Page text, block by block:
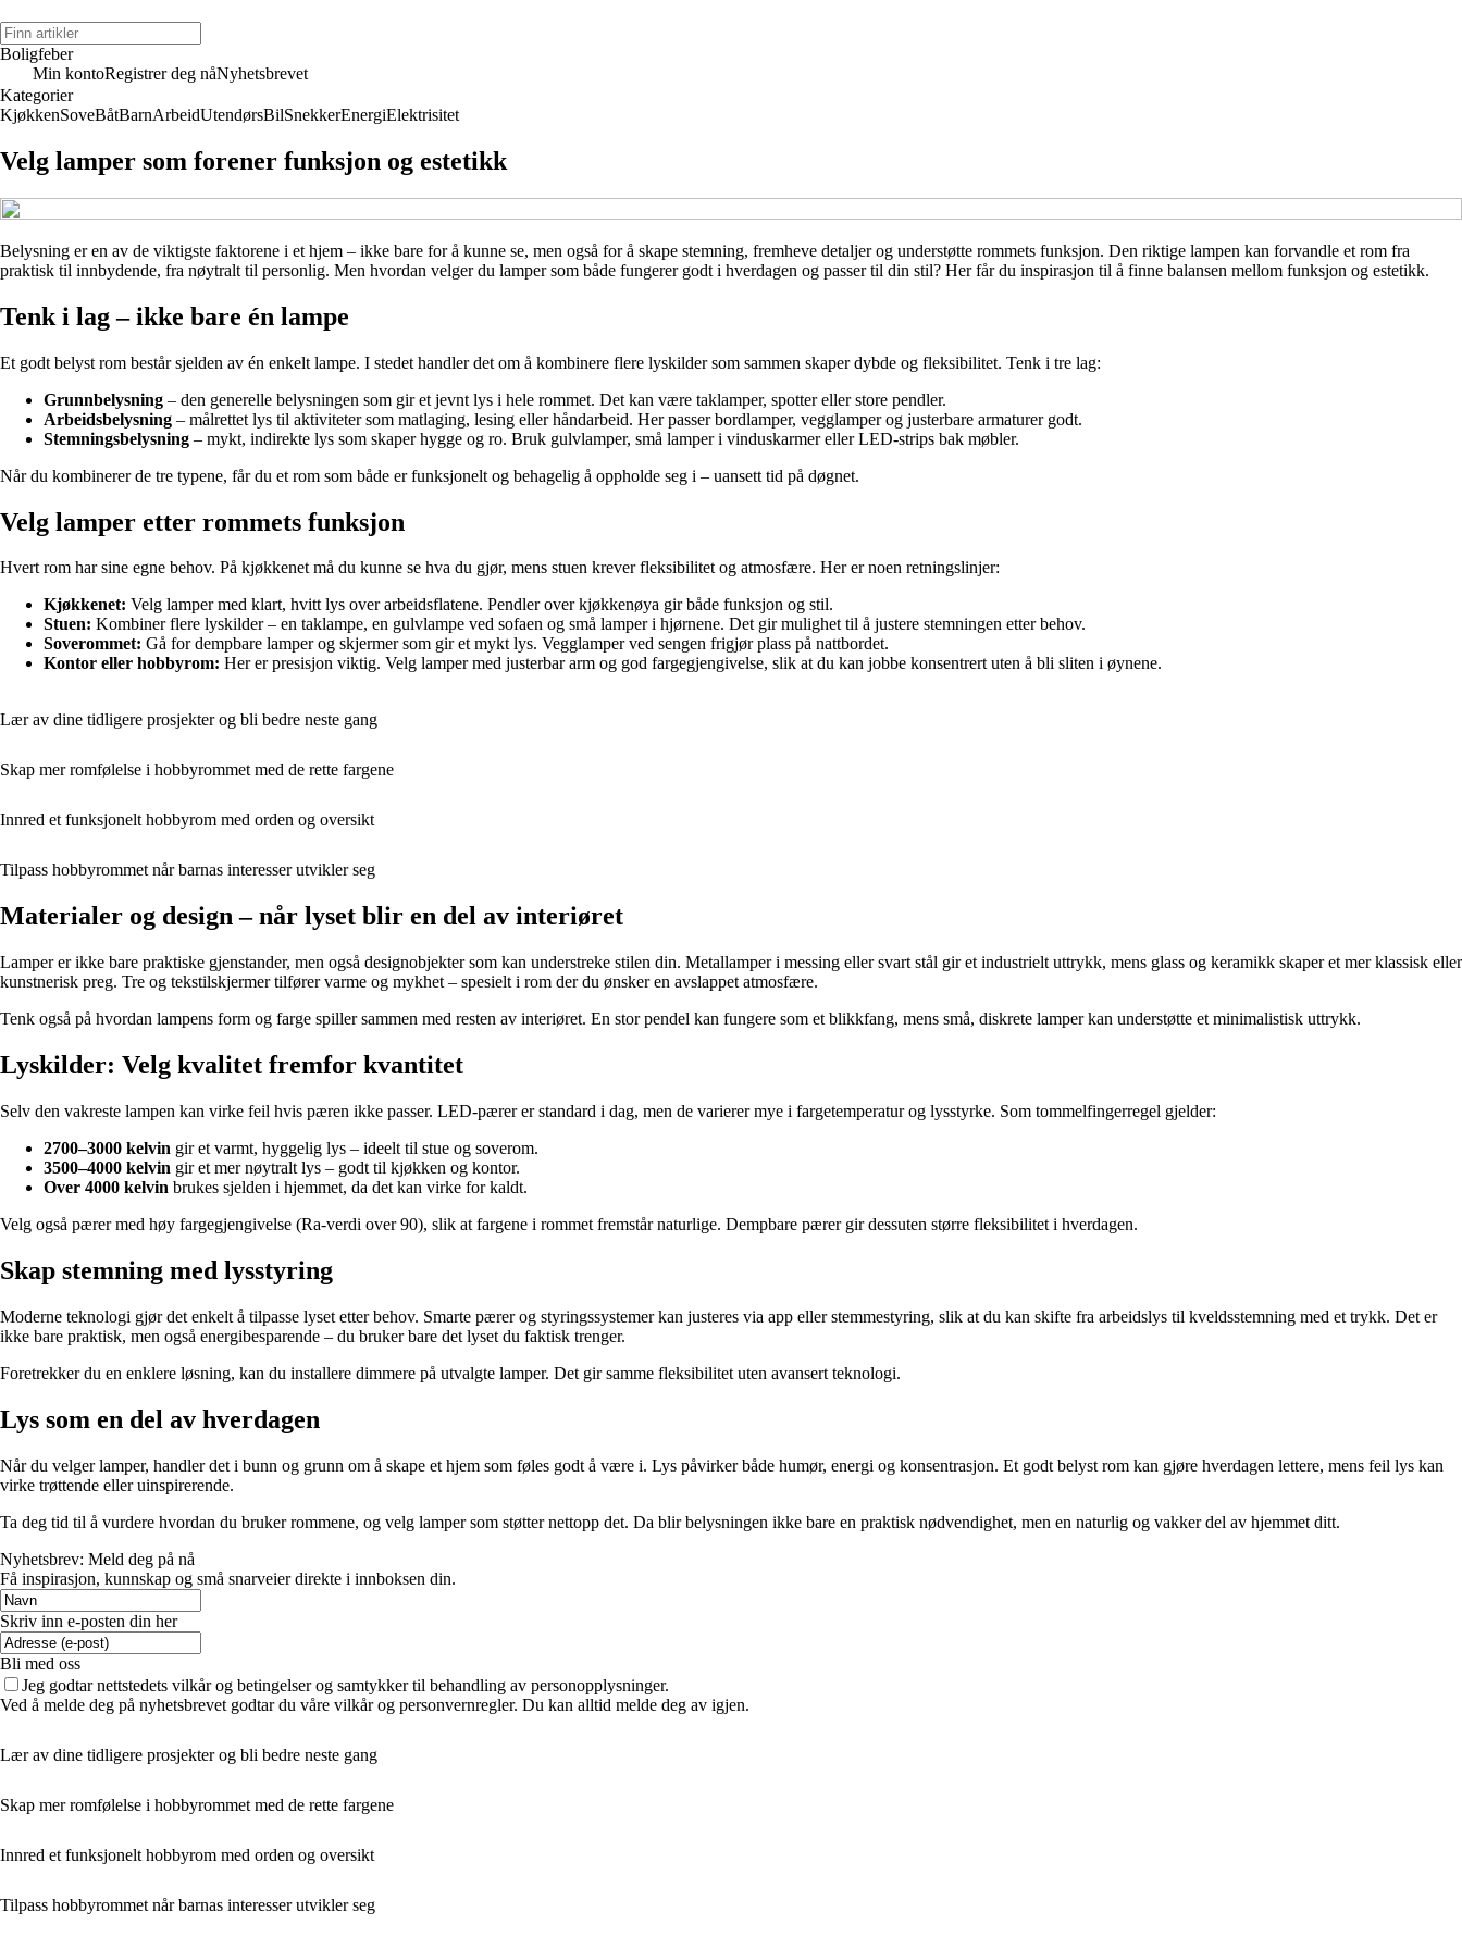
Boligfeber
Min kontoRegistrer deg nåNyhetsbrevet
Kategorier
KjøkkenSoveBåtBarnArbeidUtendørsBilSnekkerEnergiElektrisitet
Velg lamper som forener funksjon og estetikk
Belysning er en av de viktigste faktorene i et hjem – ikke bare for å kunne se, men også for å skape stemning, fremheve detaljer og understøtte rommets funksjon. Den riktige lampen kan forvandle et rom fra
praktisk til innbydende, fra nøytralt til personlig. Men hvordan velger du lamper som både fungerer godt i hverdagen og passer til din stil? Her får du inspirasjon til å finne balansen mellom funksjon og estetikk.
Tenk i lag – ikke bare én lampe
Et godt belyst rom består sjelden av én enkelt lampe. I stedet handler det om å kombinere flere lyskilder som sammen skaper dybde og fleksibilitet. Tenk i tre lag:
Grunnbelysning – den generelle belysningen som gir et jevnt lys i hele rommet. Det kan være taklamper, spotter eller store pendler.
Arbeidsbelysning – målrettet lys til aktiviteter som matlaging, lesing eller håndarbeid. Her passer bordlamper, vegglamper og justerbare armaturer godt.
Stemningsbelysning – mykt, indirekte lys som skaper hygge og ro. Bruk gulvlamper, små lamper i vinduskarmer eller LED-strips bak møbler.
Når du kombinerer de tre typene, får du et rom som både er funksjonelt og behagelig å oppholde seg i – uansett tid på døgnet.
Velg lamper etter rommets funksjon
Hvert rom har sine egne behov. På kjøkkenet må du kunne se hva du gjør, mens stuen krever fleksibilitet og atmosfære. Her er noen retningslinjer:
Kjøkkenet: Velg lamper med klart, hvitt lys over arbeidsflatene. Pendler over kjøkkenøya gir både funksjon og stil.
Stuen: Kombiner flere lyskilder – en taklampe, en gulvlampe ved sofaen og små lamper i hjørnene. Det gir mulighet til å justere stemningen etter behov.
Soverommet: Gå for dempbare lamper og skjermer som gir et mykt lys. Vegglamper ved sengen frigjør plass på nattbordet.
Kontor eller hobbyrom: Her er presisjon viktig. Velg lamper med justerbar arm og god fargegjengivelse, slik at du kan jobbe konsentrert uten å bli sliten i øynene.
Lær av dine tidligere prosjekter og bli bedre neste gang
Skap mer romfølelse i hobbyrommet med de rette fargene
Innred et funksjonelt hobbyrom med orden og oversikt
Tilpass hobbyrommet når barnas interesser utvikler seg
Materialer og design – når lyset blir en del av interiøret
Lamper er ikke bare praktiske gjenstander, men også designobjekter som kan understreke stilen din. Metallamper i messing eller svart stål gir et industrielt uttrykk, mens glass og keramikk skaper et mer klassisk eller
kunstnerisk preg. Tre og tekstilskjermer tilfører varme og mykhet – spesielt i rom der du ønsker en avslappet atmosfære.
Tenk også på hvordan lampens form og farge spiller sammen med resten av interiøret. En stor pendel kan fungere som et blikkfang, mens små, diskrete lamper kan understøtte et minimalistisk uttrykk.
Lyskilder: Velg kvalitet fremfor kvantitet
Selv den vakreste lampen kan virke feil hvis pæren ikke passer. LED-pærer er standard i dag, men de varierer mye i fargetemperatur og lysstyrke. Som tommelfingerregel gjelder:
2700–3000 kelvin gir et varmt, hyggelig lys – ideelt til stue og soverom.
3500–4000 kelvin gir et mer nøytralt lys – godt til kjøkken og kontor.
Over 4000 kelvin brukes sjelden i hjemmet, da det kan virke for kaldt.
Velg også pærer med høy fargegjengivelse (Ra-verdi over 90), slik at fargene i rommet fremstår naturlige. Dempbare pærer gir dessuten større fleksibilitet i hverdagen.
Skap stemning med lysstyring
Moderne teknologi gjør det enkelt å tilpasse lyset etter behov. Smarte pærer og styringssystemer kan justeres via app eller stemmestyring, slik at du kan skifte fra arbeidslys til kveldsstemning med et trykk. Det er
ikke bare praktisk, men også energibesparende – du bruker bare det lyset du faktisk trenger.
Foretrekker du en enklere løsning, kan du installere dimmere på utvalgte lamper. Det gir samme fleksibilitet uten avansert teknologi.
Lys som en del av hverdagen
Når du velger lamper, handler det i bunn og grunn om å skape et hjem som føles godt å være i. Lys påvirker både humør, energi og konsentrasjon. Et godt belyst rom kan gjøre hverdagen lettere, mens feil lys kan
virke trøttende eller uinspirerende.
Ta deg tid til å vurdere hvordan du bruker rommene, og velg lamper som støtter nettopp det. Da blir belysningen ikke bare en praktisk nødvendighet, men en naturlig og vakker del av hjemmet ditt.
Nyhetsbrev: Meld deg på nå
Få inspirasjon, kunnskap og små snarveier direkte i innboksen din.
Skriv inn e-posten din her
Bli med oss
Jeg godtar nettstedets vilkår og betingelser og samtykker til behandling av personopplysninger.
Ved å melde deg på nyhetsbrevet godtar du våre vilkår og personvernregler. Du kan alltid melde deg av igjen.
Lær av dine tidligere prosjekter og bli bedre neste gang
Skap mer romfølelse i hobbyrommet med de rette fargene
Innred et funksjonelt hobbyrom med orden og oversikt
Tilpass hobbyrommet når barnas interesser utvikler seg